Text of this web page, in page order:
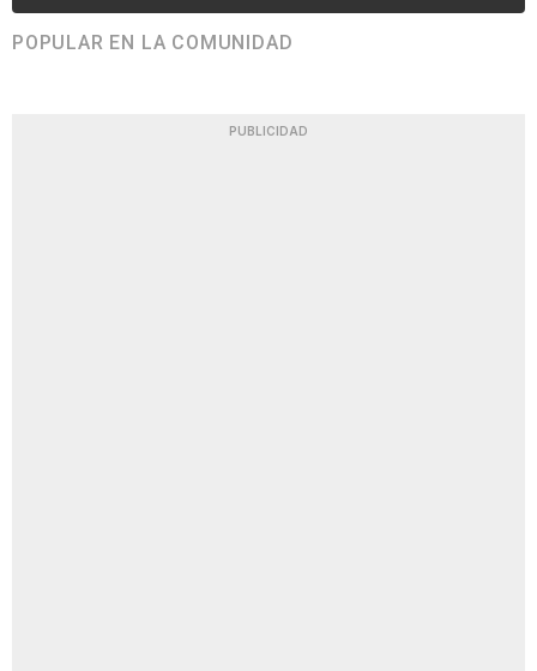
POPULAR EN LA COMUNIDAD
PUBLICIDAD